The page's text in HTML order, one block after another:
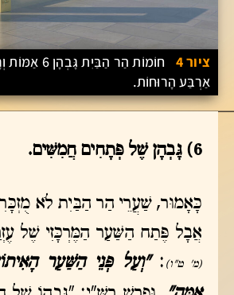
ציור 4
אַרְבַּע הָרוּחוֹת.
6) גָּבְהָן שֶׁל פְּתָחִים חֲמִשִּׁים.
כָּאָמוּר, שַׁעֲרֵי הַר הַבַּיִת לֹא
אֲבָל פֶּתַח הַשַּׁעַר הַמֶּרְכָּזִי שֶׁל
(מ' ט"ו) :"וְעַל פְּנֵי הַשַּׁעַר